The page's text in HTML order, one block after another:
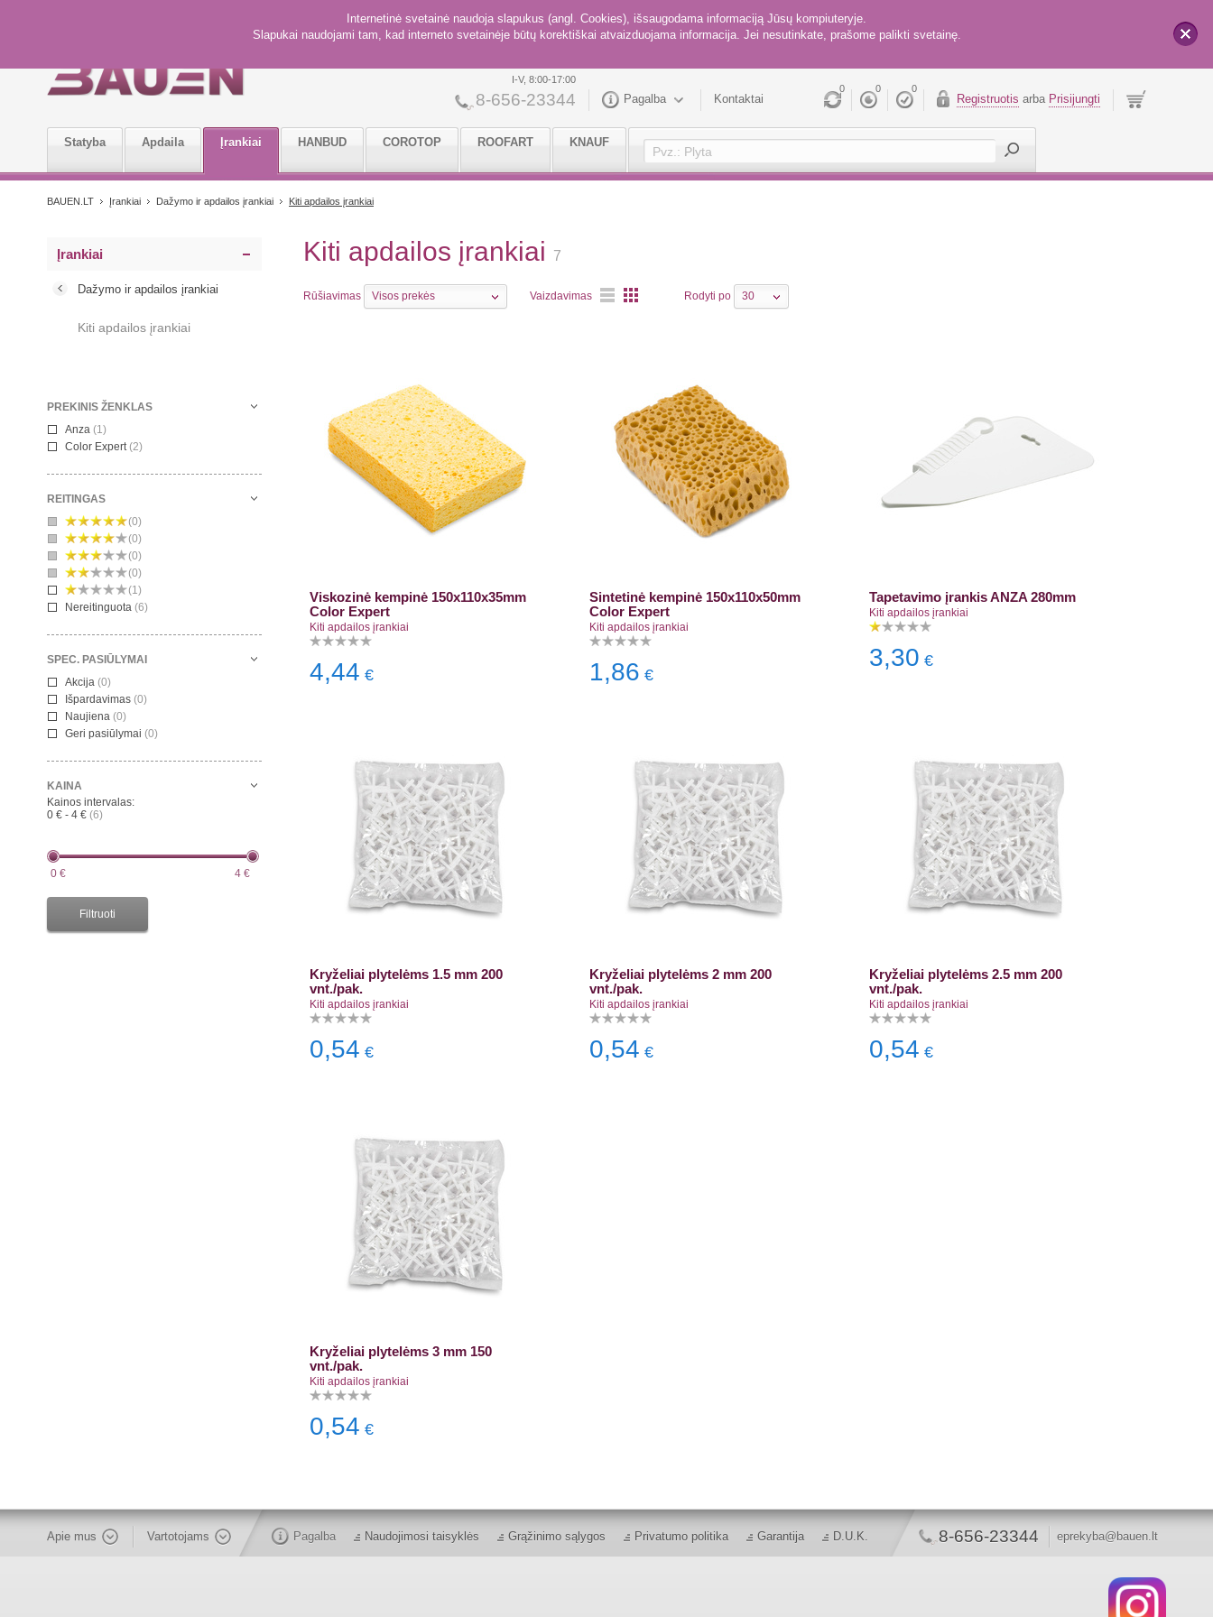
Internetinė svetainė naudoja slapukus (angl. Cookies), išsaugodama informaciją Jūsų kompiuteryje.
Slapukai naudojami tam, kad interneto svetainėje būtų korektiškai atvaizduojama informacija. Jei nesutinkate, prašome palikti svetainę.
0 0 0
Registruotis arba Prisijungti
I-V, 8:00-17:00
8-656-23344 Pagalba Kontaktai
Statyba Apdaila Įrankiai HANBUD COROTOP ROOFART KNAUF
BAUEN.LT Įrankiai Dažymo ir apdailos įrankiai Kiti apdailos įrankiai
Kiti apdailos įrankiai 7
Rūšiavimas Visos prekės
Vaizdavimas
Rodyti po 30
Viskozinė kempinė 150x110x35mm
Color Expert
Kiti apdailos įrankiai
4,44 €
Sintetinė kempinė 150x110x50mm
Color Expert
Kiti apdailos įrankiai
1,86 €
Tapetavimo įrankis ANZA 280mm
Kiti apdailos įrankiai
3,30 €
Kryželiai plytelėms 1.5 mm 200
vnt./pak.
Kiti apdailos įrankiai
0,54 €
Kryželiai plytelėms 2 mm 200
vnt./pak.
Kiti apdailos įrankiai
0,54 €
Kryželiai plytelėms 2.5 mm 200
vnt./pak.
Kiti apdailos įrankiai
0,54 €
Kryželiai plytelėms 3 mm 150
vnt./pak.
Kiti apdailos įrankiai
0,54 €
Įrankiai
Dažymo ir apdailos įrankiai
Kiti apdailos įrankiai
PREKINIS ŽENKLAS
Anza (1)
Color Expert(2)
REITINGAS
(0)
(0)
(0)
(0)
(1)
Nereitinguota (6)
SPEC. PASIŪLYMAI
Akcija (0)
Išpardavimas (0)
Naujiena (0)
Geri pasiūlymai (0)
KAINA
Kainos intervalas:
0 € - 4 € (6)
0 € 4 €
Filtruoti
Apie mus Vartotojams Pagalba Naudojimosi taisyklės Grąžinimo sąlygos Privatumo politika Garantija D.U.K. 8-656-23344 eprekyba@bauen.lt